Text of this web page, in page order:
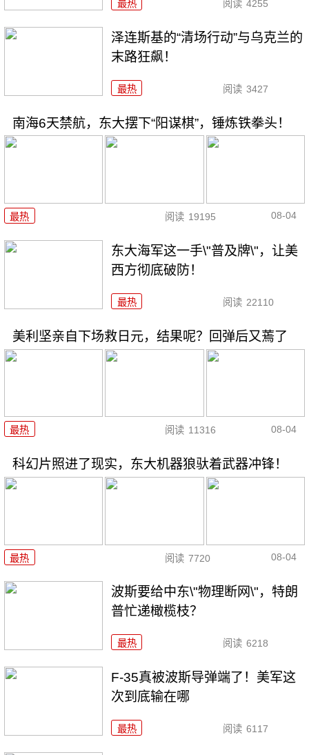
最热 阅读 4255
泽连斯基的“清场行动”与乌克兰的
末路狂飙！
最热 阅读 3427
南海6天禁航，东大摆下“阳谋棋”，锤炼铁拳头！
最热 阅读 19195 08-04
东大海军这一手\"普及牌\"，让美
西方彻底破防！
最热 阅读 22110
美利坚亲自下场救日元，结果呢？回弹后又蔫了
最热 阅读 11316 08-04
科幻片照进了现实，东大机器狼驮着武器冲锋！
最热 阅读 7720 08-04
波斯要给中东\"物理断网\"，特朗
普忙递橄榄枝？
最热 阅读 6218
F-35真被波斯导弹端了！美军这
次到底输在哪
最热 阅读 6117